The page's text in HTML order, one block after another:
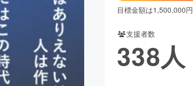
ビューティー・ヘルスケア
目標金額は1,500,000円
支援者数
338人